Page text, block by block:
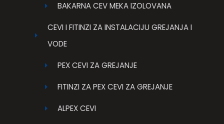
BAKARNA CEV MEKA IZOLOVANA
CEVI I FITINZI ZA INSTALACIJU GREJANJA I
VODE
PEX CEVI ZA GREJANJE
FITINZI ZA PEX CEVI ZA GREJANJE
ALPEX CEVI